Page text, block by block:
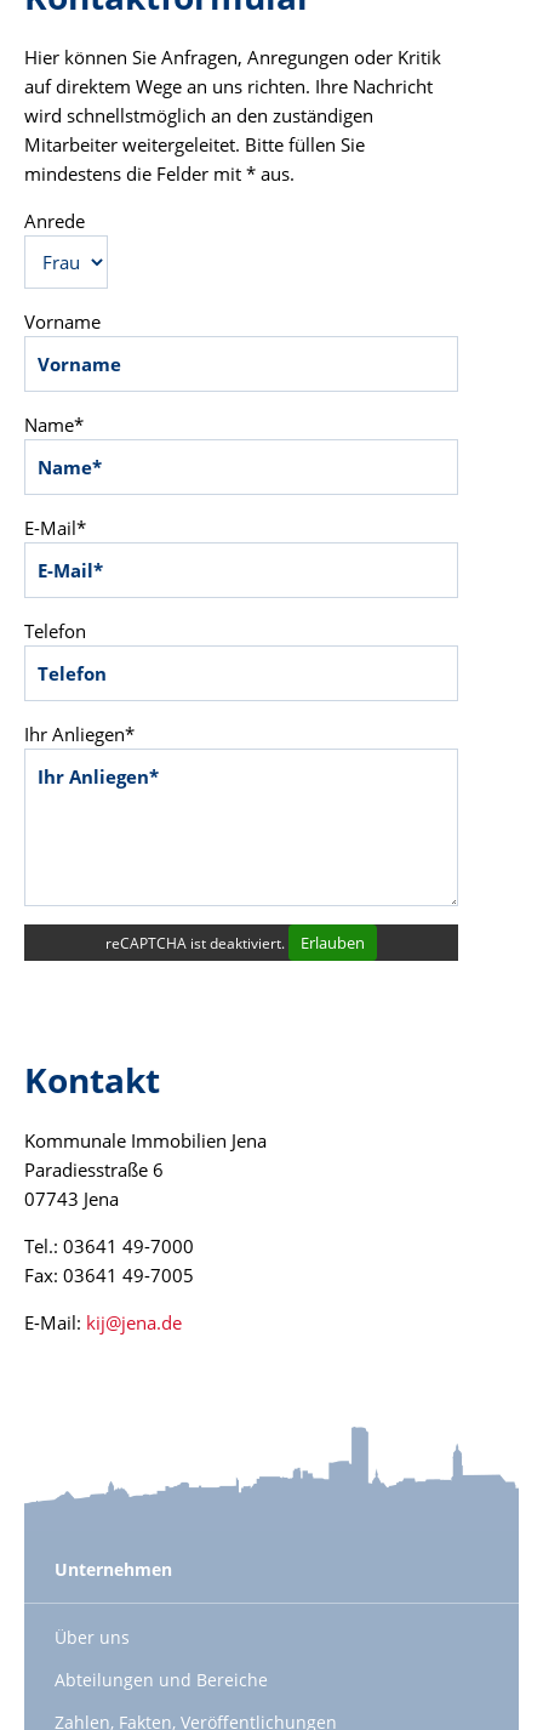
Hier können Sie Anfragen, Anregungen oder Kritik
auf direktem Wege an uns richten. Ihre Nachricht
wird schnellstmöglich an den zuständigen
Mitarbeiter weitergeleitet. Bitte füllen Sie
mindestens die Felder mit * aus.
Anrede
Vorname
Name*
E-Mail*
Telefon
Ihr Anliegen*
reCAPTCHA ist deaktiviert. Erlauben
Kontakt
Kommunale Immobilien Jena
Paradiesstraße 6
07743 Jena
Tel.: 03641 49-7000
Fax: 03641 49-7005
E-Mail: kij@jena.de
Unternehmen
Über uns
Abteilungen und Bereiche
Zahlen, Fakten, Veröffentlichungen